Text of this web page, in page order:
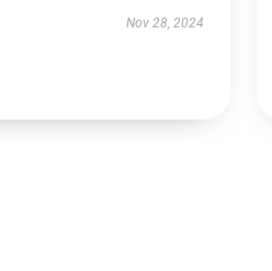
Nov 28, 2024